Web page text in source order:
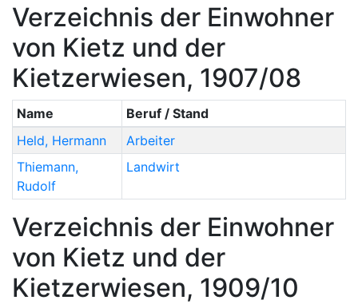
Verzeichnis der Einwohner
von Kietz und der
Kietzerwiesen, 1907/08
Name
Beruf / Stand
Held, Hermann
Arbeiter
Thiemann,
Rudolf
Landwirt
Verzeichnis der Einwohner
von Kietz und der
Kietzerwiesen, 1909/10